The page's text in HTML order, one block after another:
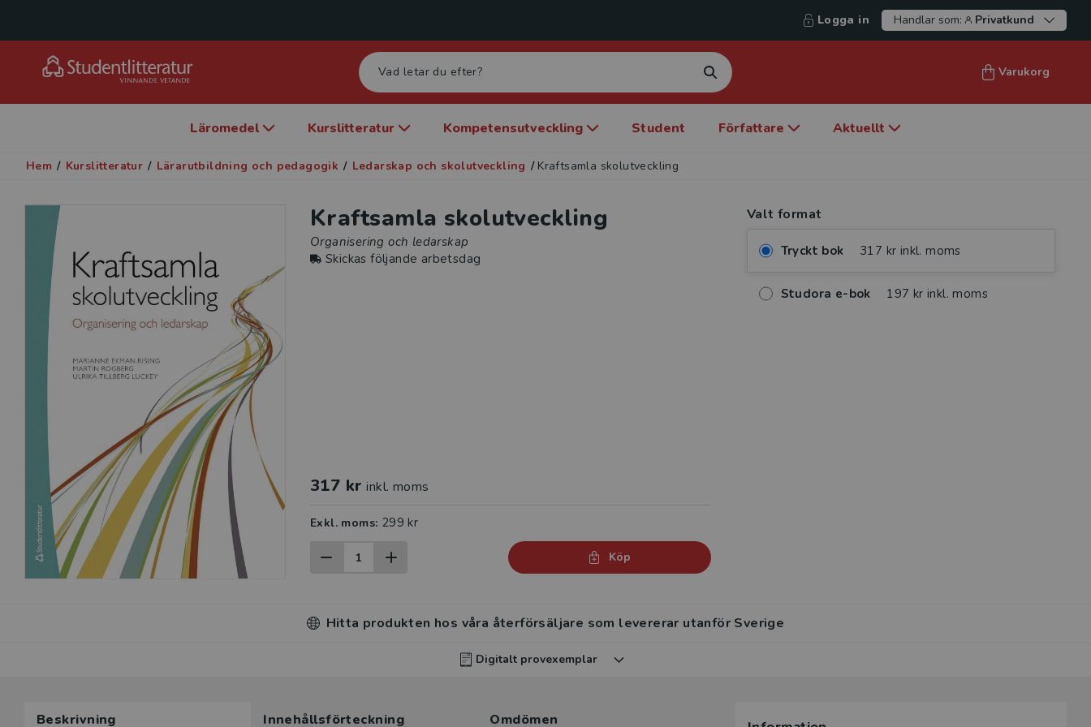
Logga in Handlar som: Privatkund
Varukorg
Läromedel Kurslitteratur Kompetensutveckling Student Författare Aktuellt
Hem / Kurslitteratur / Lärarutbildning och pedagogik / Ledarskap och skolutveckling / Kraftsamla skolutveckling
Kraftsamla skolutveckling
Organisering och ledarskap
Skickas följande arbetsdag
317 kr inkl. moms
Exkl. moms: 299 kr
Köp
Valt format
Tryckt bok 317 kr inkl. moms
Studora e-bok 197 kr inkl. moms
Hitta produkten hos våra återförsäljare som levererar utanför Sverige
Digitalt provexemplar
här produkten.
Beskrivning Innehållsförteckning Omdömen